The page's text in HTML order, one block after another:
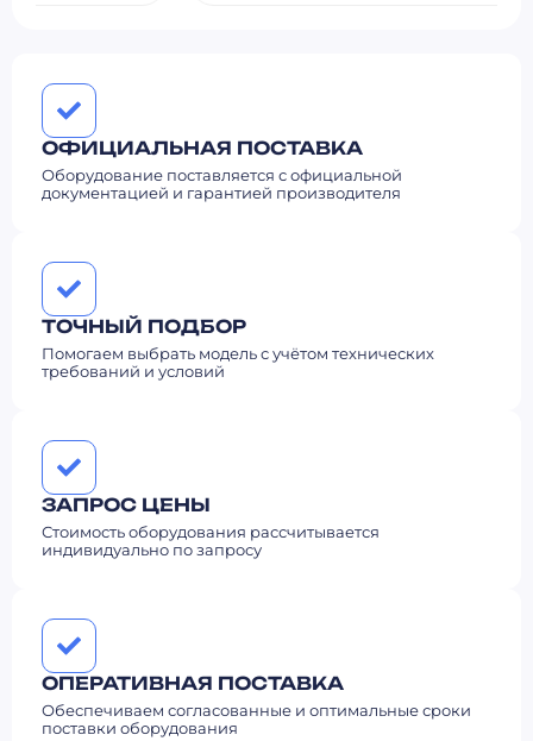
ОФИЦИАЛЬНАЯ ПОСТАВКА
Оборудование поставляется с официальной
документацией и гарантией производителя
ТОЧНЫЙ ПОДБОР
Помогаем выбрать модель с учётом технических
требований и условий
ЗАПРОС ЦЕНЫ
Стоимость оборудования рассчитывается
индивидуально по запросу
ОПЕРАТИВНАЯ ПОСТАВКА
Обеспечиваем согласованные и оптимальные сроки
поставки оборудования